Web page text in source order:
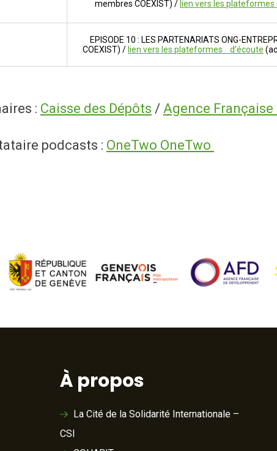
membres COEXIST) / lien vers les plateformes
EPISODE 10 : LES PARTENARIATS ONG-
COEXIST) / lien vers les plateformes d’écoute
: Caisse des Dépôts / Agence
podcasts : OneTwo OneTwo
À propos
La Cité de la Solidarité Internationale –
CSI